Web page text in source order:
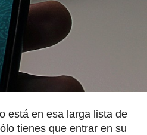
está en esa larga lista de
tienes que entrar en su